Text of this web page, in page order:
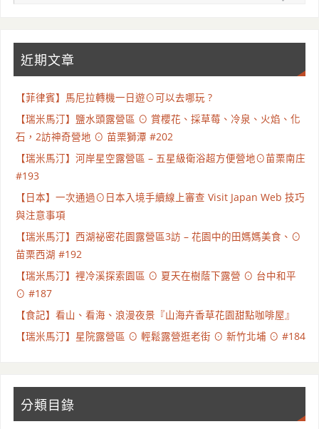
近期文章
【菲律賓】馬尼拉轉機一日遊⊙可以去哪玩 ?
【瑞米馬汀】鹽水頭露營區 ⊙ 賞櫻花、採草莓、冷泉、火焰、化
石，2訪神奇營地 ⊙ 苗栗獅潭 #202
【瑞米馬汀】河岸星空露營區 – 五星級衛浴超方便營地⊙苗栗南庄
#193
【日本】一次通過⊙日本入境手續線上審查 Visit Japan Web 技巧
與注意事項
【瑞米馬汀】西湖祕密花園露營區3訪 – 花園中的田媽媽美食、⊙
苗栗西湖 #192
【瑞米馬汀】裡冷溪探索園區 ⊙ 夏天在樹蔭下露營 ⊙ 台中和平
⊙ #187
【食記】看山、看海、浪漫夜景『山海卉香草花園甜點咖啡屋』
【瑞米馬汀】星院露營區 ⊙ 輕鬆露營逛老街 ⊙ 新竹北埔 ⊙ #184
分類目錄